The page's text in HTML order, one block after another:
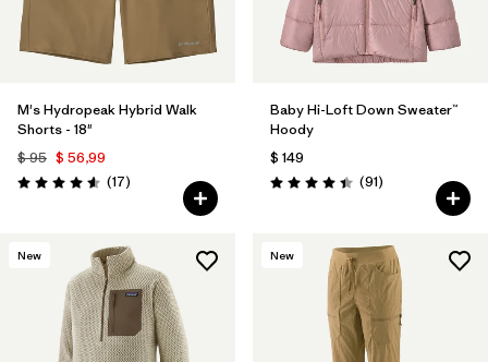
M's Hydropeak Hybrid Walk
Shorts - 18"
$ 95 $ 56,99
Valoración: 4.6 / 5
(17Comentarios
)
Baby Hi-Loft Down Sweater™
Hoody
$ 149
Valoración: 4.4 / 5
(91Comentarios
)
New New